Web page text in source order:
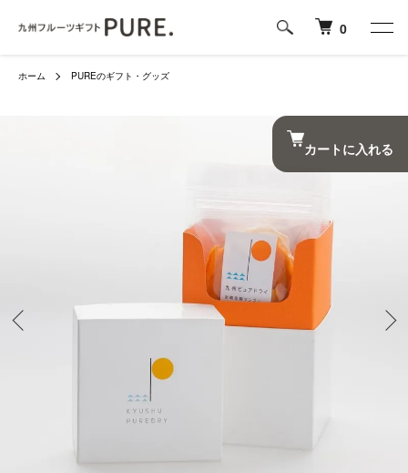
0
ホーム PUREのギフト・グッズ
カートに入れる